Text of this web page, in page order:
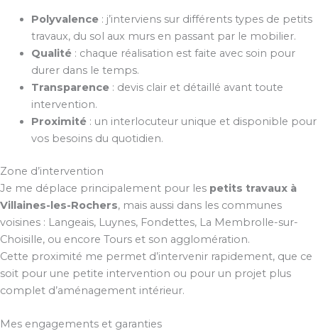
Polyvalence: j’interviens sur différents types de petits
travaux, du sol aux murs en passant par le mobilier.
Qualité: chaque réalisation est faite avec soin pour
durer dans le temps.
Transparence: devis clair et détaillé avant toute
intervention.
Proximité: un interlocuteur unique et disponible pour
vos besoins du quotidien.
Zone d’intervention
Je me déplace principalement pour les petits travaux à
Villaines-les-Rochers, mais aussi dans les communes
voisines : Langeais, Luynes, Fondettes, La Membrolle-sur-
Choisille, ou encore Tours et son agglomération.
Cette proximité me permet d’intervenir rapidement, que ce
soit pour une petite intervention ou pour un projet plus
complet d’aménagement intérieur.
Mes engagements et garanties